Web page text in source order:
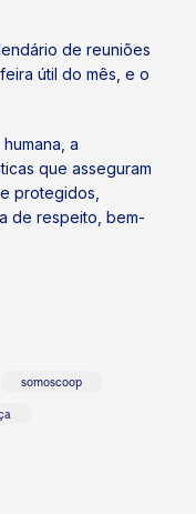
de reuniões
útil do mês, e o
a
que asseguram
protegidos,
de respeito, bem-
somoscoop